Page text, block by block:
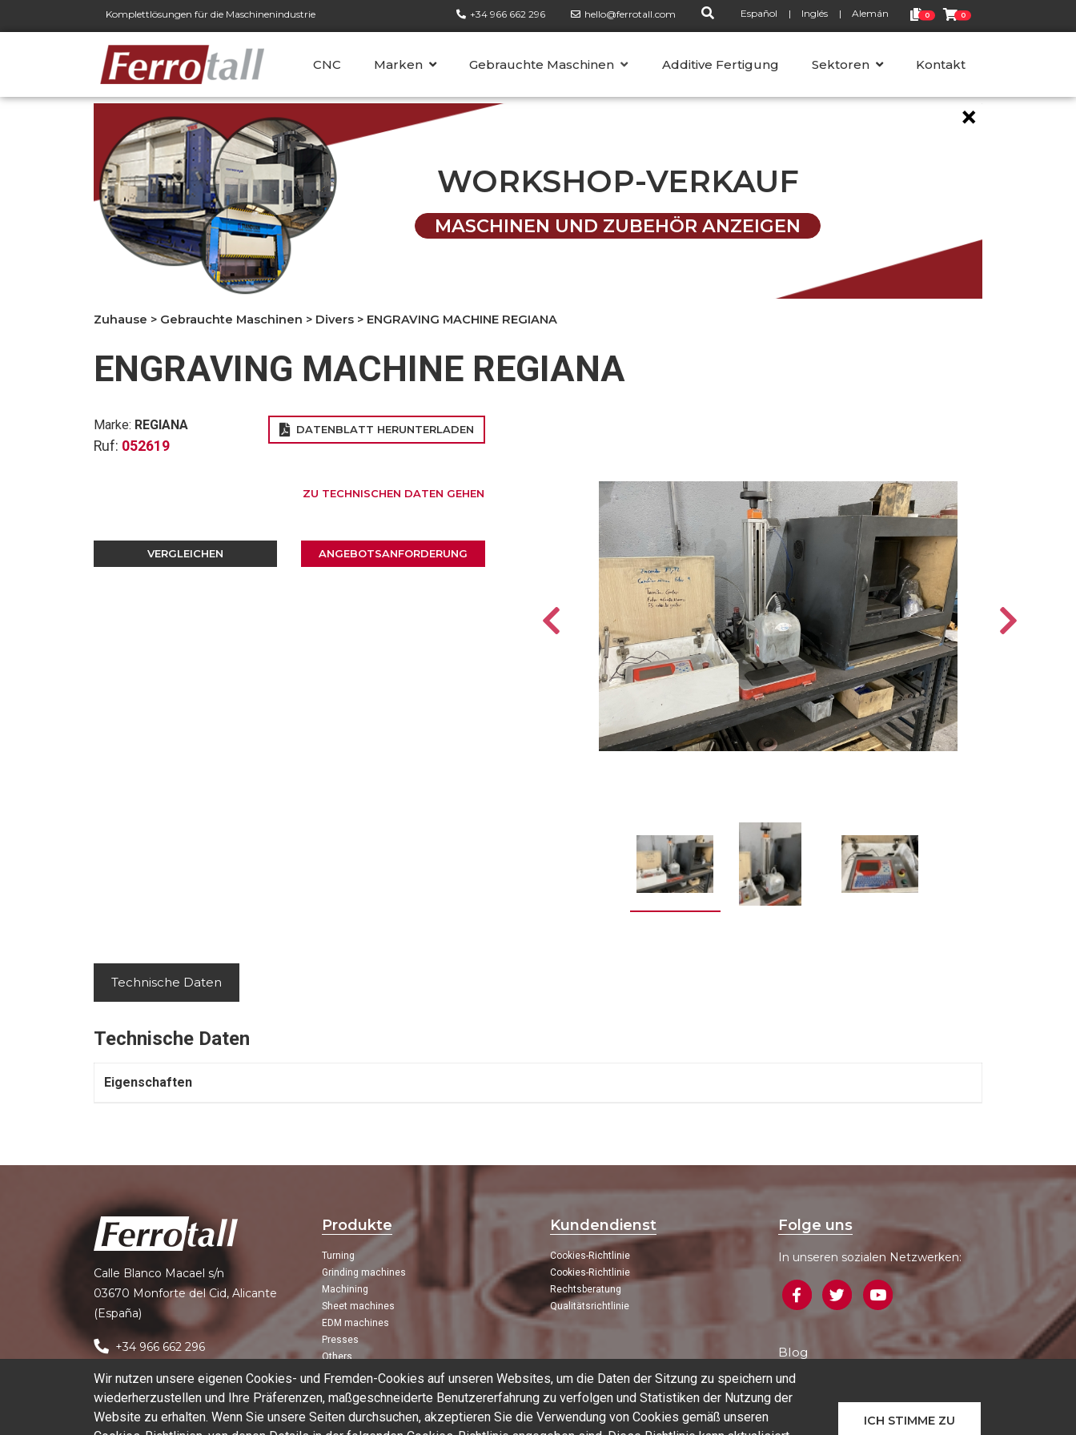
CNC Marken Gebrauchte MaschinenKATEGORIENAdditive Fertigung Sektoren Kontakt
Komplettlösungen für die Maschinenindustrie +34 966 662 296 hello@ferrotall.com Español Inglés Alemán 0 0
×
WORKSHOP-VERKAUF
MASCHINEN UND ZUBEHÖR ANZEIGEN
Zuhause > Gebrauchte Maschinen > Divers > ENGRAVING MACHINE REGIANA
ENGRAVING MACHINE REGIANA
Marke: REGIANA
Ruf: 052619
DATENBLATT HERUNTERLADEN
ZU TECHNISCHEN DATEN GEHEN
VERGLEICHEN ANGEBOTSANFORDERUNG
Technische Daten
Technische Daten
Eigenschaften
Calle Blanco Macael s/n
03670 Monforte del Cid, Alicante
(España)
+34 966 662 296
Produkte
Turning
Grinding machines
Machining
Sheet machines
EDM machines
Presses
Others
Kundendienst
Cookies-Richtlinie
Cookies-Richtlinie
Rechtsberatung
Qualitätsrichtlinie
Folge uns
In unseren sozialen Netzwerken:
Blog
Wir nutzen unsere eigenen Cookies- und Fremden-Cookies auf unseren Websites, um die Daten der Sitzung zu speichern und
wiederherzustellen und Ihre Präferenzen, maßgeschneiderte Benutzererfahrung zu verfolgen und Statistiken der Nutzung der
Website zu erhalten. Wenn Sie unsere Seiten durchsuchen, akzeptieren Sie die Verwendung von Cookies gemäß unseren
ICH STIMME ZU